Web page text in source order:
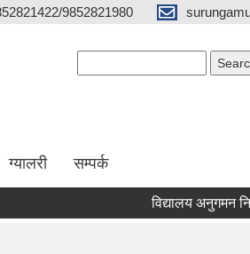
9852821980
ग्यालरी सम्पर्क
विद्यालय अनुगमन